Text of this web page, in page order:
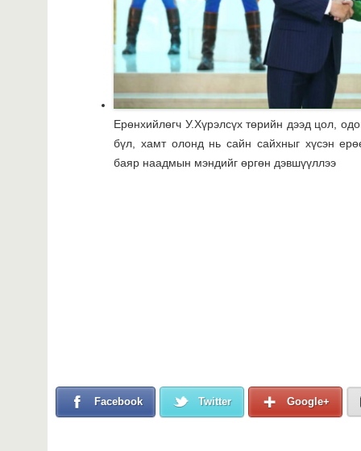
Ерөнхийлөгч У.Хүрэлсүх төрийн дээд цол,
бүл, хамт олонд нь сайн сайхныг хүсэн
баяр наадмын мэндийг өргөн дэвшүүллээ
Facebook Twitter Google+